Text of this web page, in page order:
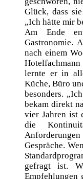
Glück, dass
„Ich hätte mir
Am Ende
Gastronomie.
nach einem
lernte er in
Küche, Büro
besonders.
bekam direkt
vier Jahren ist
die
Gespräche.
gefragt ist.
Empfehlungen